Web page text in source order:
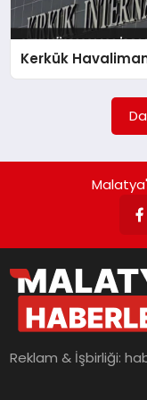
MAGAZIN
SIYASET
TEKNOLOJI
Kerkük
Reklam & İşbirliği: